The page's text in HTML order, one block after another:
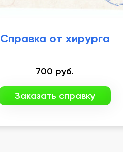
Справка от хирурга
700 руб.
Заказать справку